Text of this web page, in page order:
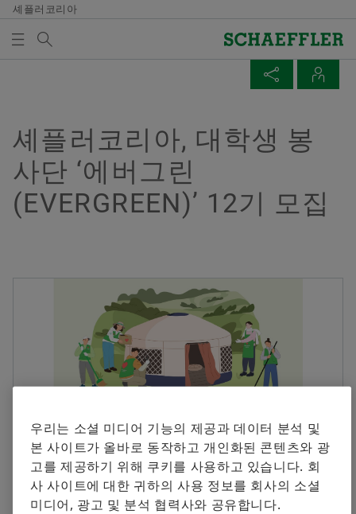
셰플러코리아
회사
연혁
품질과 환경
셰플러에 오신 것을 환영합니다.
제품과 솔루션
E-Mobility
Powertrain & Chassis
Bearings & Industrial Solutions
디지털 제품
브랜드 보호
인재 채용
채용정보 검색
자기 개발
미디어
보도 자료
미디어 콘텐츠
날짜와 이벤트
Facebook
LinkedIn
Yujeong Min
+82 2 311 3019
info.kr@schaeffler.com
미디어 장바구니에 품목이 없습니다. 새 엘리먼트 버튼
을 추가할 때 사용:
매체 수집
실 수 있습니다. 각 매체의 최대 주문 수량은
20개입니다. 무료 구입한 재료를 판매하는 것
은 허용되지 않습니다.
셰플러코리아, 대학생 봉
사단 ‘에버그린
(EVERGREEN)’ 12기 모집
2025-04-03 | Seoul
우리는 소셜 미디어 기능의 제공과 데이터 분석 및
본 사이트가 올바로 동작하고 개인화된 콘텐츠와 광
고를 제공하기 위해 쿠키를 사용하고 있습니다. 회
사 사이트에 대한 귀하의 사용 정보를 회사의 소셜
미디어, 광고 및 분석 협력사와 공유합니다.